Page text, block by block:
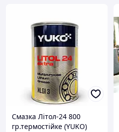
Смазка Літол-24 800
гр.термостійке (YUKO)